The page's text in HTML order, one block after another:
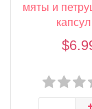
мяты и
капсул